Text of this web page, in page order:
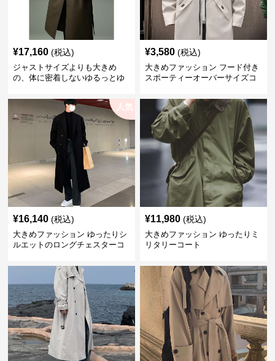
¥17,160 (税込)
ジャストサイズよりも大きめ
の、体に密着しないゆるっとゆ
ゆったりシルエットトレンチコ
¥3,580 (税込)
大きめファッション フード付き
スポーティーオーバーサイズコ
人気
¥16,140 (税込)
大きめファッション ゆったりシ
ルエットのロングチェスターコ
¥11,980 (税込)
大きめファッション ゆったりミ
リタリーコート